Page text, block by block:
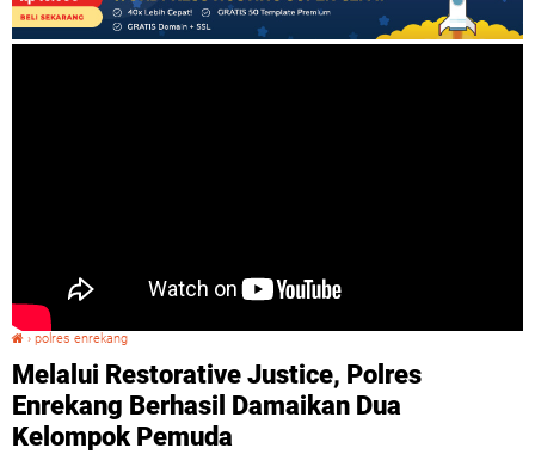
› polres enrekang
Melalui Restorative Justice, Polres
Enrekang Berhasil Damaikan Dua
Kelompok Pemuda